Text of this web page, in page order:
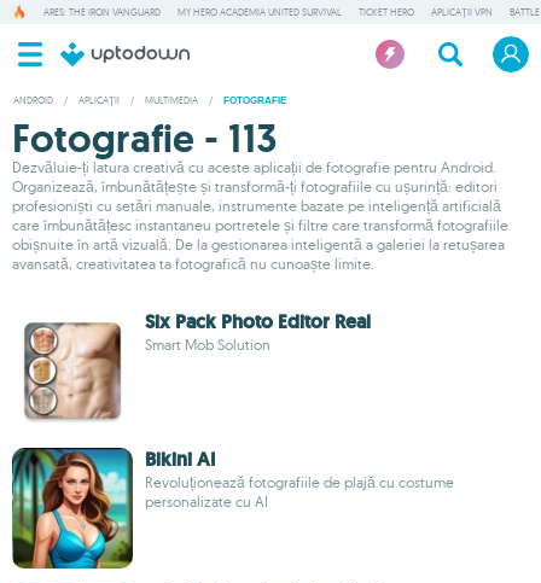
ARES: THE IRON VANGUARD MY HERO ACADEMIA UNITED SURVIVAL TICKET HERO APLICAȚII VPN
ANDROID / APLICAȚII / MULTIMEDIA / FOTOGRAFIE
Fotografie - 113
Dezvăluie-ți latura creativă cu aceste aplicații de fotografie pentru Android.
Organizează, îmbunătățește și transformă-ți fotografiile cu ușurință: editori
profesioniști cu setări manuale, instrumente bazate pe inteligență artificială
care îmbunătățesc instantaneu portretele și filtre care transformă fotografiile
obișnuite în artă vizuală. De la gestionarea inteligentă a galeriei la retușarea
avansată, creativitatea ta fotografică nu cunoaște limite.
Six Pack Photo Editor Real
Smart Mob Solution
Bikini AI
Revoluționează fotografiile de plajă cu costume
personalizate cu AI